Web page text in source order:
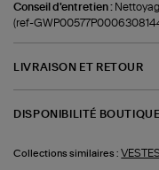
Conseil d'entretien :
(ref-
LIVRAISON ET RETOUR
DISPONIBILITÉ BOUTIQUE
Collections similaires :